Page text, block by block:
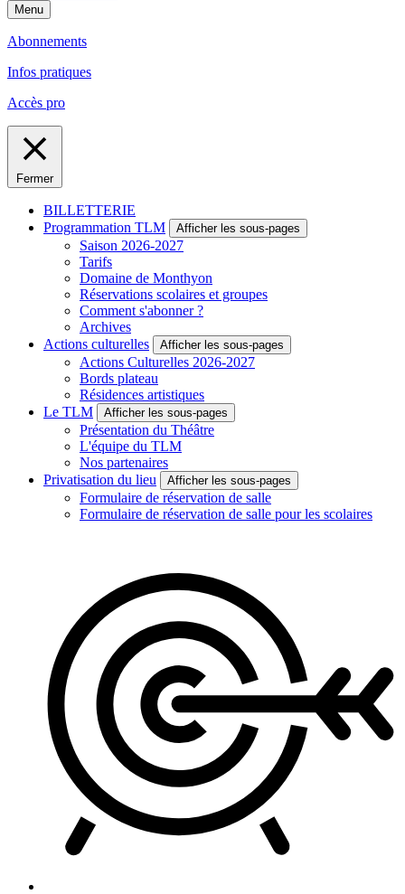
Menu
Abonnements
Infos pratiques
Accès pro
Fermer
BILLETTERIE
Programmation TLM
Afficher les sous-pages
Saison 2026-2027
Tarifs
Domaine de Monthyon
Réservations scolaires et groupes
Comment s'abonner ?
Archives
Actions culturelles
Afficher les sous-pages
Actions Culturelles 2026-2027
Bords plateau
Résidences artistiques
Le TLM
Afficher les sous-pages
Présentation du Théâtre
L'équipe du TLM
Nos partenaires
Privatisation du lieu
Afficher les sous-pages
Formulaire de réservation de salle
Formulaire de réservation de salle pour les scolaires